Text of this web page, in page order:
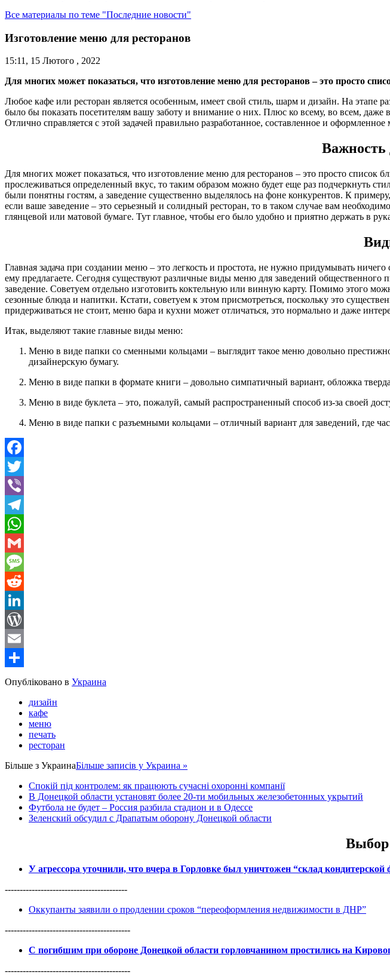
Все материалы по теме "Последние новости"
Изготовление меню для ресторанов
15:11, 15 Лютого , 2022
Для многих может показаться, что изготовление меню для ресторанов – это просто
Любое кафе или ресторан является особенным, имеет свой стиль, шарм и дизайн. На этапе
было бы показать посетителям вашу заботу и внимание о них. Плюс ко всему, во всем,
Отлично справляется с этой задачей правильно разработанное, составленное и
Важность
Для многих может показаться, что изготовление меню для ресторанов – это просто список
прослеживаться определенный вкус, то таким образом можно будет еще раз подчеркнуть
были понятны гостям, а заведение существенно выделялось на фоне конкурентов. К
если ваше заведение – это серьезный и солидный ресторан, то в таком случае вам
глянцевой или матовой бумаге. Тут главное, чтобы его было удобно и приятно держать в
Главная задача при создании меню – это легкость и простота, не нужно придумывать
ему предлагаете. Сегодня существуют различные виды меню для заведений
заведение. Советуем отдельно изготовить коктельную или винную карту. Помимо этого
сезонные блюда и напитки. Кстати, советуем к этом присмотреться, поскольку это
придерживаться не стоит, меню бара и кухни может отличаться, это нормально и даже
Итак, выделяют такие главные виды меню:
Меню в виде папки со сменными кольцами – выглядит такое меню довольно
дизайнерскую бумагу.
Меню в виде папки в формате книги – довольно симпатичный вариант, обложка
Меню в виде буклета – это, пожалуй, самый распространенный способ из-за своей
Меню в виде папки с разъемными кольцами – отличный вариант для заведений, где
Facebook
Twitter
Viber
Telegram
WhatsApp
Gmail
Message
Reddit
LinkedIn
WordPress
Email
Share
Опубліковано в Украина
дизайн
кафе
меню
печать
ресторан
Більше з УкраинаБільше записів у Украина »
Спокій під контролем: як працюють сучасні охоронні компанії
В Донецкой области установят более 20-ти мобильных железобетонных укрытий
Футбола не будет – Россия разбила стадион и в Одессе
Зеленский обсудил с Драпатым оборону Донецкой области
Выбор
У агрессора уточнили, что вчера в Горловке был уничтожен “склад кондитерской
-----------------------------------------
Оккупанты заявили о продлении сроков “переоформления недвижимости в ДНР”
------------------------------------------
С погибшим при обороне Донецкой области горловчанином простились на
------------------------------------------